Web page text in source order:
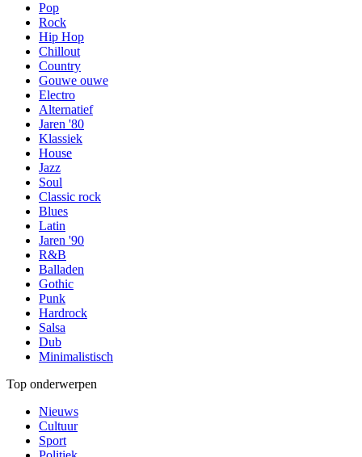
Pop
Rock
Hip Hop
Chillout
Country
Gouwe ouwe
Electro
Alternatief
Jaren '80
Klassiek
House
Jazz
Soul
Classic rock
Blues
Latin
Jaren '90
R&B
Balladen
Gothic
Punk
Hardrock
Salsa
Dub
Minimalistisch
Top onderwerpen
Nieuws
Cultuur
Sport